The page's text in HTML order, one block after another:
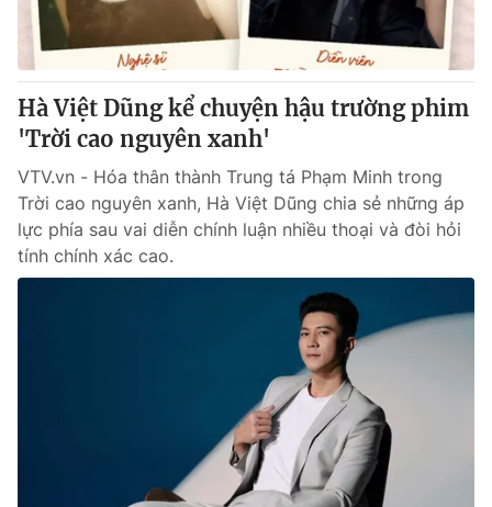
Hà Việt Dũng kể chuyện hậu trường phim
'Trời cao nguyên xanh'
VTV.vn - Hóa thân thành Trung tá Phạm Minh trong
Trời cao nguyên xanh, Hà Việt Dũng chia sẻ những áp
lực phía sau vai diễn chính luận nhiều thoại và đòi hỏi
tính chính xác cao.